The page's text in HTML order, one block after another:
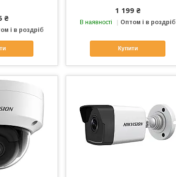
₴
і в роздріб
1 199 ₴
В наявності Оптом і в роздріб
Купити